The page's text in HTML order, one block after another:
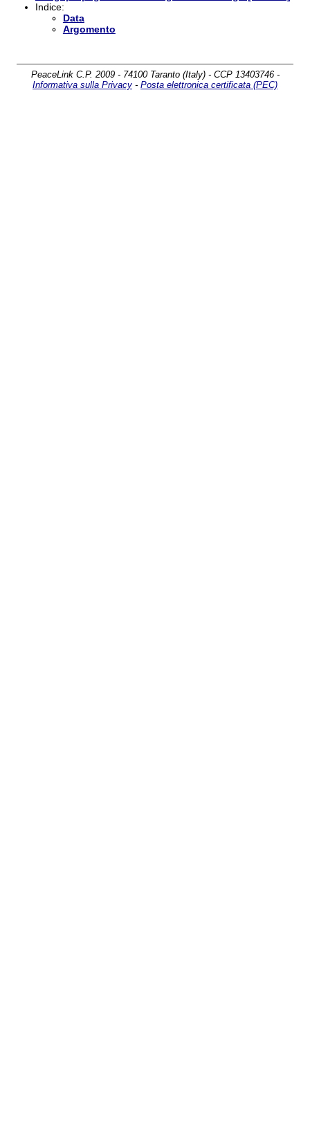
Indice:
Data
Argomento
PeaceLink C.P. 2009 - 74100 Taranto (Italy) - CCP 13403746 -
Informativa sulla Privacy - Posta elettronica certificata (PEC)